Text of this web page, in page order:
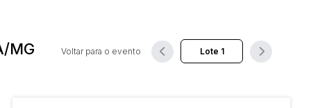
MG Voltar para o evento